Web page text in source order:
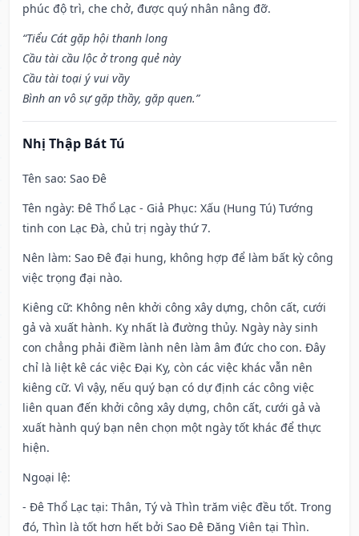
phúc độ trì, che chở, được quý nhân nâng đỡ.
“Tiểu Cát gặp hội thanh long
Cầu tài cầu lộc ở trong quẻ này
Cầu tài toại ý vui vầy
Bình an vô sự gặp thầy, gặp quen.”
Nhị Thập Bát Tú
Tên sao: Sao Đê
Tên ngày: Đê Thổ Lạc - Giả Phục: Xấu (Hung Tú) Tướng
tinh con Lạc Đà, chủ trị ngày thứ 7.
Nên làm: Sao Đê đại hung, không hợp để làm bất kỳ công
việc trọng đại nào.
Kiêng cữ: Không nên khởi công xây dựng, chôn cất, cưới
gả và xuất hành. Kỵ nhất là đường thủy. Ngày này sinh
con chẳng phải điềm lành nên làm âm đức cho con. Đây
chỉ là liệt kê các việc Đại Kỵ, còn các việc khác vẫn nên
kiêng cữ. Vì vậy, nếu quý bạn có dự định các công việc
liên quan đến khởi công xây dựng, chôn cất, cưới gả và
xuất hành quý bạn nên chọn một ngày tốt khác để thực
hiện.
Ngoại lệ:
- Đê Thổ Lạc tại: Thân, Tý và Thìn trăm việc đều tốt. Trong
đó, Thìn là tốt hơn hết bởi Sao Đê Đăng Viên tại Thìn.